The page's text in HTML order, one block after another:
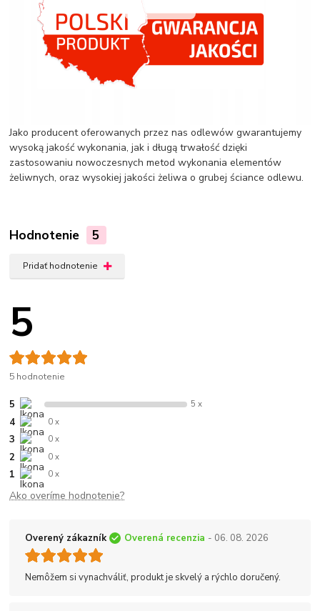
Jako producent oferowanych przez nas odlewów gwarantujemy
wysoką jakość wykonania, jak i długą trwałość dzięki
zastosowaniu nowoczesnych metod wykonania elementów
żeliwnych, oraz wysokiej jakości żeliwa o grubej ściance odlewu.
Hodnotenie 5
Pridať hodnotenie
5
5 hodnotenie
5 5 x
4 0 x
3 0 x
2 0 x
1 0 x
Ako overíme hodnotenie?
Overený zákazník Overená recenzia - 06. 08. 2026
Nemôžem si vynachváliť, produkt je skvelý a rýchlo doručený.